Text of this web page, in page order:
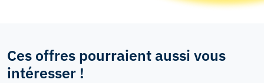
Ces offres pourraient aussi vous
intéresser !